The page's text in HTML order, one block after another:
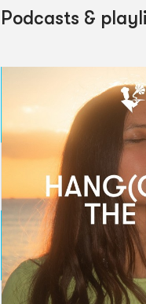
Podcasts &